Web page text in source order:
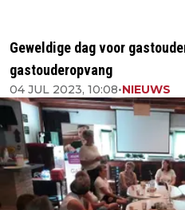
Geweldige dag voor
gastouderopvang
04 JUL 2023, 10:08•NIEUWS